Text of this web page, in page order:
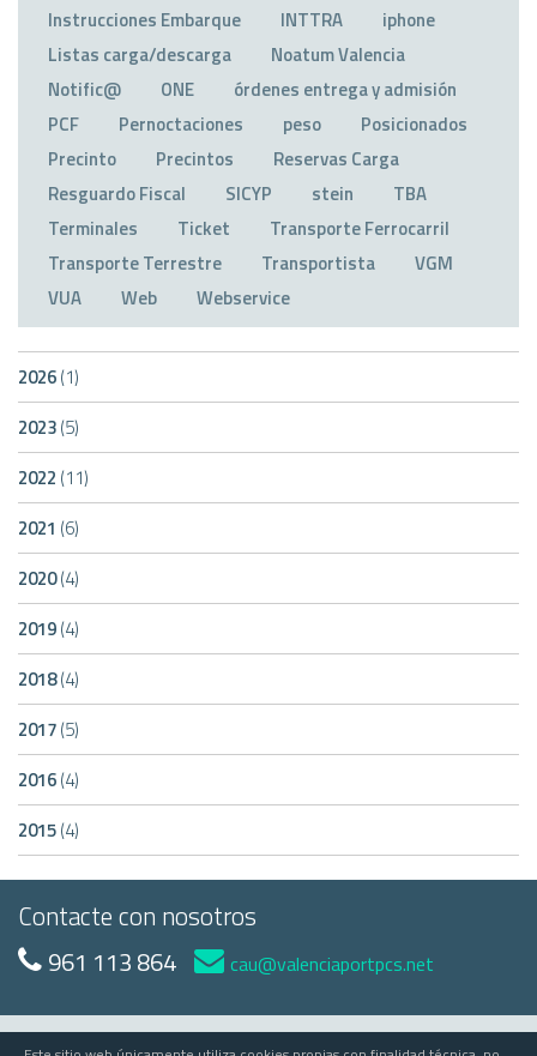
Instrucciones Embarque
INTTRA
iphone
Listas carga/descarga
Noatum Valencia
Notific@
ONE
órdenes entrega y admisión
PCF
Pernoctaciones peso
Posicionados
Precinto
Precintos
Reservas Carga
Resguardo Fiscal
SICYP stein
TBA
Terminales
Ticket
Transporte Ferrocarril
Transporte Terrestre
Transportista
VGM
VUA
Web Webservice
2026(1)
2023(5)
2022 (11)
2021 (6)
2020(4)
2019(4)
2018(4)
2017(5)
2016(4)
2015(4)
Contacte con nosotros
961 113 864 cau@valenciaportpcs.net